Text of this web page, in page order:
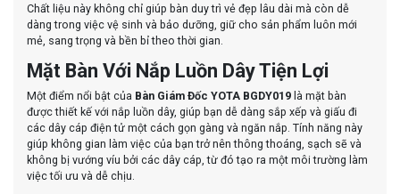
Chất liệu này không chỉ giúp bàn duy trì vẻ đẹp lâu dài mà còn dễ
dàng trong việc vệ sinh và bảo dưỡng, giữ cho sản phẩm luôn mới
mẻ, sang trọng và bền bỉ theo thời gian.
Mặt Bàn Với Nắp Luồn Dây Tiện Lợi
Một điểm nổi bật của Bàn Giám Đốc YOTA BGDY019 là mặt bàn
được thiết kế với nắp luồn dây, giúp bạn dễ dàng sắp xếp và giấu đi
các dây cáp điện tử một cách gọn gàng và ngăn nắp. Tính năng này
giúp không gian làm việc của bạn trở nên thông thoáng, sạch sẽ và
không bị vướng víu bởi các dây cáp, từ đó tạo ra một môi trường làm
việc tối ưu và dễ chịu.